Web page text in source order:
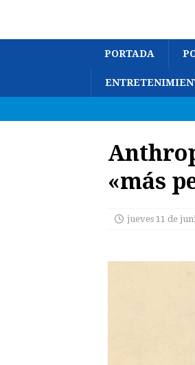
PORTADA
«más
jueves 11 de